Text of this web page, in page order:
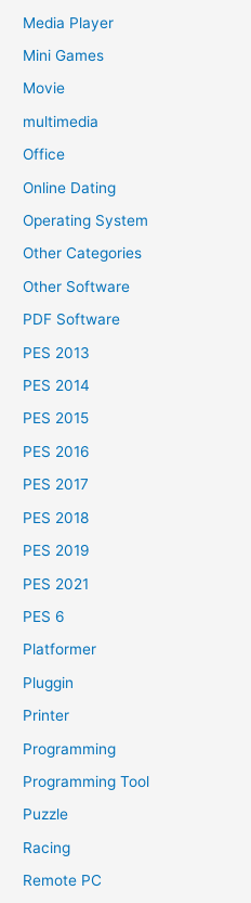
Media Player
Mini Games
Movie
multimedia
Office
Online Dating
Operating System
Other Categories
Other Software
PDF Software
PES 2013
PES 2014
PES 2015
PES 2016
PES 2017
PES 2018
PES 2019
PES 2021
PES 6
Platformer
Pluggin
Printer
Programming
Programming Tool
Puzzle
Racing
Remote PC